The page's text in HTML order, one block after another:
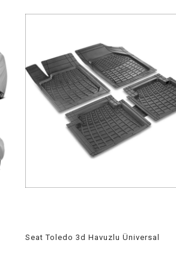
Seat Toledo 3d Havuzlu Üniversal